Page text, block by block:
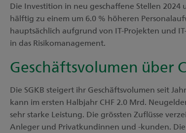
Die Investition in neu geschaffene Stellen
hälftig zu einem um 6.0 % höheren
hauptsächlich aufgrund von IT-Projekten und
in das Risikomanagement.
Geschäftsvolumen über
Die SGKB steigert ihr Geschäftsvolumen seit
kann im ersten Halbjahr CHF 2.0 Mrd.
sehr starke Leistung. Die grössten Zuflüsse
Anleger und Privatkundinnen und -kunden.